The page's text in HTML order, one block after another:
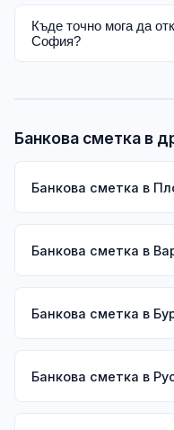
Къде точно мога да
София?
Банкова сметка в
Банкова сметка в
Банкова сметка в
Банкова сметка в
Банкова сметка в